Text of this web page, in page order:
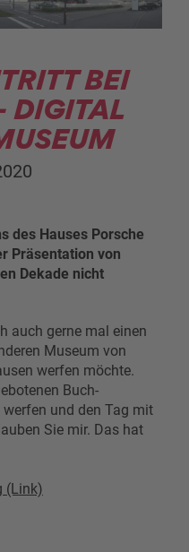
BEI
DIGITAL
des Hauses Porsche
Präsentation von
Dekade nicht
auch gerne mal einen
Museum von
werfen möchte.
Buch-
und den Tag mit
Sie mir. Das hat
(Link)